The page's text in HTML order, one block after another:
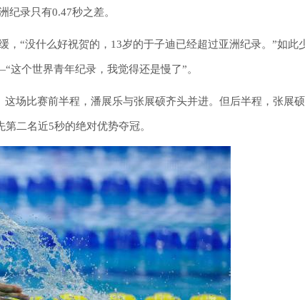
纪录只有0.47秒之差。
“没什么好祝贺的，13岁的于子迪已经超过亚洲纪录。”如此
个世界青年纪录，我觉得还是慢了”。
场比赛前半程，潘展乐与张展硕齐头并进。但后半程，张展
二名近5秒的绝对优势夺冠。